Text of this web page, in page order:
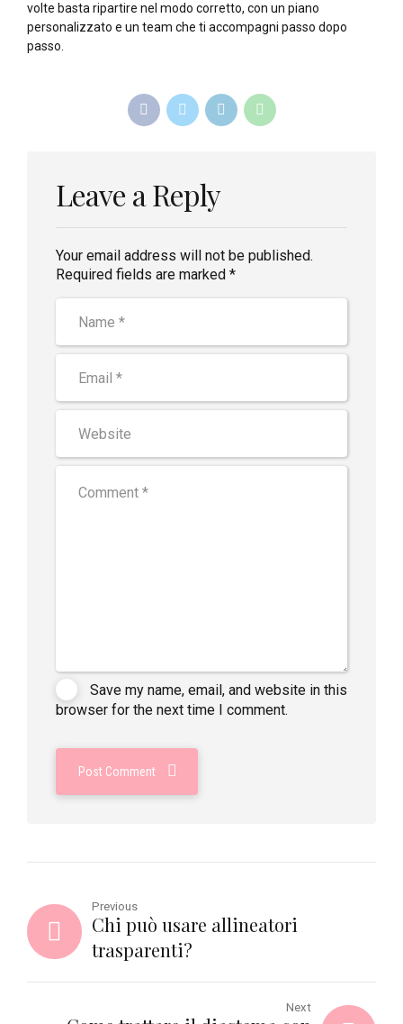
volte basta ripartire nel modo corretto, con un piano
personalizzato e un team che ti accompagni passo dopo
passo.
Leave a Reply
Your email address will not be published.
Required fields are marked *
Save my name, email, and website in this
browser for the next time I comment.
Post Comment
Previous
Chi può usare allineatori
trasparenti?
Next